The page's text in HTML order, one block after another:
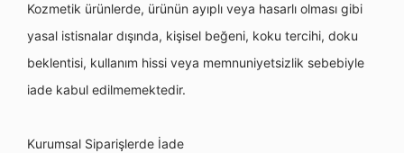
Kozmetik ürünlerde, ürünün ayıplı veya hasarlı olması gibi
yasal istisnalar dışında, kişisel beğeni, koku tercihi, doku
beklentisi, kullanım hissi veya memnuniyetsizlik sebebiyle
iade kabul edilmemektedir.
Kurumsal Siparişlerde İade